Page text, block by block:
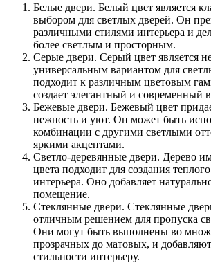
Белые двери. Белый цвет является
выбором для светлых дверей. Он
различными стилями интерьера и
более светлым и просторным.
Серые двери. Серый цвет является
универсальным вариантом для
подходит к различным цветовым
создает элегантный и современный
Бежевые двери. Бежевый цвет
нежность и уют. Он может быть
комбинации с другими светлыми
яркими акцентами.
Светло-деревянные двери. Дерево
цвета подходит для создания
интерьера. Оно добавляет
помещение.
Стеклянные двери. Стеклянные
отличным решением для пропуска
Они могут быть выполнены во
прозрачных до матовых, и
стильности интерьеру.